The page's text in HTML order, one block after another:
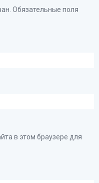
Обязательные поля
в этом браузере для